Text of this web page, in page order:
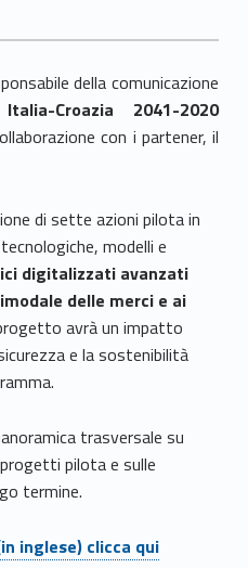
della comunicazione
Croazia 2041-2020
con i partener, il
di sette azioni pilota in
modelli e
digitalizzati avanzati
delle merci e ai
avrà un impatto
e la sostenibilità
trasversale su
pilota e sulle
termine.
inglese) clicca qui